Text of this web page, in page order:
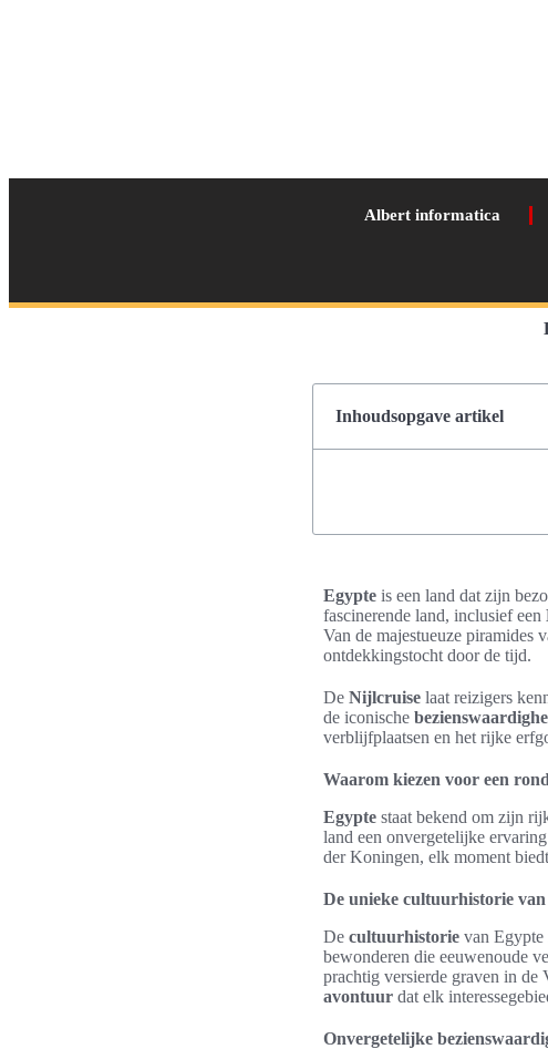
Albert informatica
Inhoudsopgave artikel
Egypte is een land dat zijn
fascinerende land, inclusief een
Van de majestueuze piramides
ontdekkingstocht door de tijd.
De Nijlcruise laat reizigers
de iconische
verblijfplaatsen en het rijke
Waarom kiezen voor een
Egypte staat bekend om zijn
land een onvergetelijke
der Koningen, elk moment
De unieke cultuurhistorie
De cultuurhistorie van Egypte
bewonderen die eeuwenoude
prachtig versierde graven in de
avontuur dat elk
Onvergetelijke